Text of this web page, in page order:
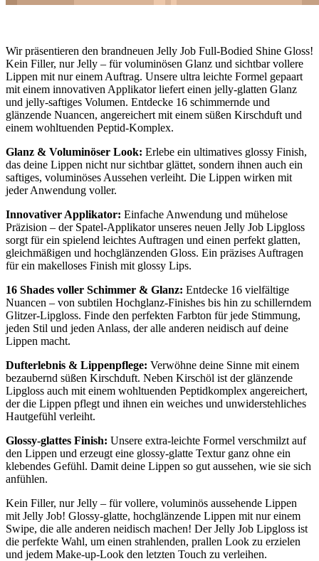
Wir präsentieren den brandneuen Jelly Job Full-Bodied Shine Gloss!
Kein Filler, nur Jelly – für voluminösen Glanz und sichtbar vollere
Lippen mit nur einem Auftrag. Unsere ultra leichte Formel gepaart
mit einem innovativen Applikator liefert einen jelly-glatten Glanz
und jelly-saftiges Volumen. Entdecke 16 schimmernde und
glänzende Nuancen, angereichert mit einem süßen Kirschduft und
einem wohltuenden Peptid-Komplex.
Glanz & Voluminöser Look: Erlebe ein ultimatives glossy Finish,
das deine Lippen nicht nur sichtbar glättet, sondern ihnen auch ein
saftiges, voluminöses Aussehen verleiht. Die Lippen wirken mit
jeder Anwendung voller.
Innovativer Applikator: Einfache Anwendung und mühelose
Präzision – der Spatel-Applikator unseres neuen Jelly Job Lipgloss
sorgt für ein spielend leichtes Auftragen und einen perfekt glatten,
gleichmäßigen und hochglänzenden Gloss. Ein präzises Auftragen
für ein makelloses Finish mit glossy Lips.
16 Shades voller Schimmer & Glanz: Entdecke 16 vielfältige
Nuancen – von subtilen Hochglanz-Finishes bis hin zu schillerndem
Glitzer-Lipgloss. Finde den perfekten Farbton für jede Stimmung,
jeden Stil und jeden Anlass, der alle anderen neidisch auf deine
Lippen macht.
Dufterlebnis & Lippenpflege: Verwöhne deine Sinne mit einem
bezaubernd süßen Kirschduft. Neben Kirschöl ist der glänzende
Lipgloss auch mit einem wohltuenden Peptidkomplex angereichert,
der die Lippen pflegt und ihnen ein weiches und unwiderstehliches
Hautgefühl verleiht.
Glossy-glattes Finish: Unsere extra-leichte Formel verschmilzt auf
den Lippen und erzeugt eine glossy-glatte Textur ganz ohne ein
klebendes Gefühl. Damit deine Lippen so gut aussehen, wie sie sich
anfühlen.
Kein Filler, nur Jelly – für vollere, voluminös aussehende Lippen
mit Jelly Job! Glossy-glatte, hochglänzende Lippen mit nur einem
Swipe, die alle anderen neidisch machen! Der Jelly Job Lipgloss ist
die perfekte Wahl, um einen strahlenden, prallen Look zu erzielen
und jedem Make-up-Look den letzten Touch zu verleihen.